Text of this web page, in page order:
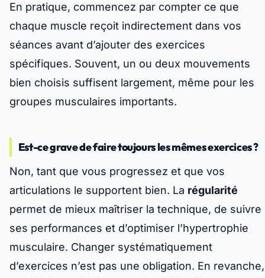
En pratique, commencez par compter ce que
chaque muscle reçoit indirectement dans vos
séances avant d’ajouter des exercices
spécifiques. Souvent, un ou deux mouvements
bien choisis suffisent largement, même pour les
groupes musculaires importants.
Est-ce grave de faire toujours les mêmes exercices ?
Non, tant que vous progressez et que vos
articulations le supportent bien. La régularité
permet de mieux maîtriser la technique, de suivre
ses performances et d’optimiser l’hypertrophie
musculaire. Changer systématiquement
d’exercices n’est pas une obligation. En revanche,